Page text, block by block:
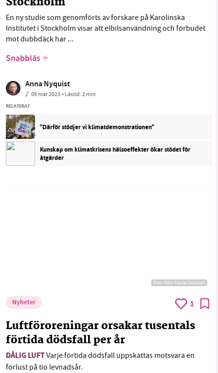
En ny studie som genomförts av forskare på Karolinska
Institutet i Stockholm visar att elbilsanvändning och förbudet
mot dubbdäck har ...
Snabbläs
Anna Nyquist
09 mar 2023• Lästid:2 min
RELATERAT
”Därför stödjer vi klimatdemonstrationen”
Kunskap om klimatkrisens hälsoeffekter ökar stödet för
åtgärder
Foto:Mike Kienle/Unsplash
Nyheter 1
Luftföroreningar orsakar tusentals
förtida dödsfall per år
DÅLIG LUFTVarje förtida dödsfall uppskattas motsvara en
förlust på tio levnadsår.